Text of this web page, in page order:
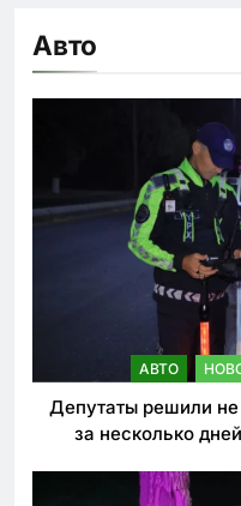
Авто
АВТО
Депутаты решили не
за несколько